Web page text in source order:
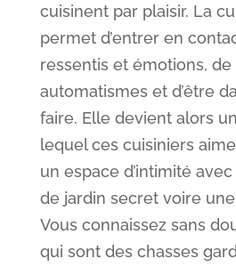
cuisinent par plaisir. La
permet d’entrer en
ressentis et émotions,
automatismes et d’être
faire. Elle devient alors
lequel ces cuisiniers
un espace d’intimité
de jardin secret voire
Vous connaissez sans
qui sont des chasses